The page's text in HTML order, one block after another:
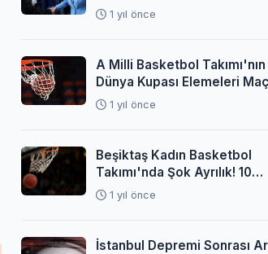
Sorunları Çözüldü
1 yıl önce
A Milli Basketbol
Dünya Kupası Elemeleri Maç
Programı Açıklandı
1 yıl önce
Beşiktaş Kadın Basketbol
Takımı'nda Şok Ayrılık! 10
Oyuncuyla Yollar Ayrıldı
1 yıl önce
İstanbul Depremi Sonrası